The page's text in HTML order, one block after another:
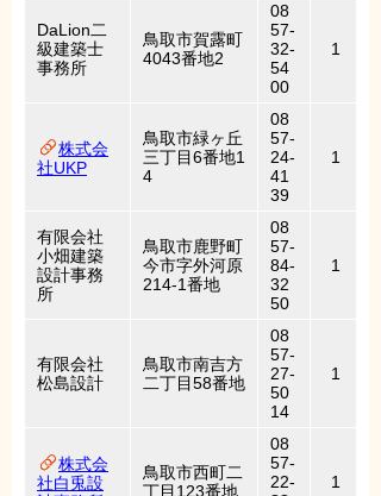
DaLion二
級建築士
事務所
鳥取市賀露町
4043番地2
08
57-
32-
54
00
1
株式会
社UKP
鳥取市緑ヶ丘
三丁目6番地1
4
08
57-
24-
41
39
1
有限会社
小畑建築
設計事務
所
鳥取市鹿野町
今市字外河原
214-1番地
08
57-
84-
32
50
1
有限会社
松島設計
鳥取市南吉方
二丁目58番地
08
57-
27-
50
14
1
株式会
社白兎設
鳥取市西町二
丁目123番地
08
57-
22-
1